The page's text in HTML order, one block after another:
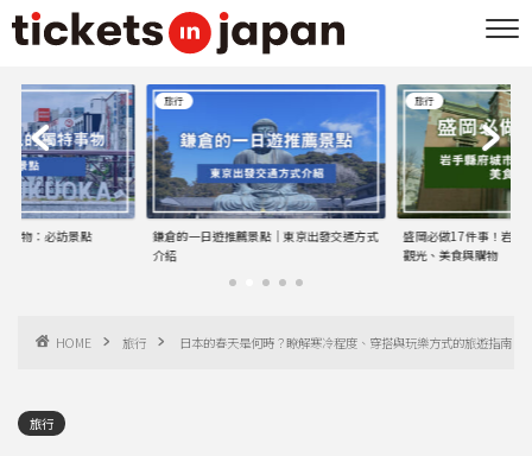
｜東京出發交通方式
旅行
盛岡必做17件事！岩手縣府城市中最佳的
觀光、美食與購物
旅行
福岡溫泉指南｜日本
HOME 旅行 日本的春天是何時？瞭解寒冷程度、穿搭與玩樂方式的旅遊指南
旅行